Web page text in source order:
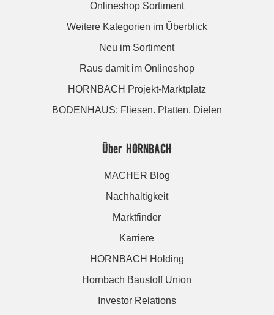
Onlineshop Sortiment
Weitere Kategorien im Überblick
Neu im Sortiment
Raus damit im Onlineshop
HORNBACH Projekt-Marktplatz
BODENHAUS: Fliesen. Platten. Dielen
Über HORNBACH
MACHER Blog
Nachhaltigkeit
Marktfinder
Karriere
HORNBACH Holding
Hornbach Baustoff Union
Investor Relations